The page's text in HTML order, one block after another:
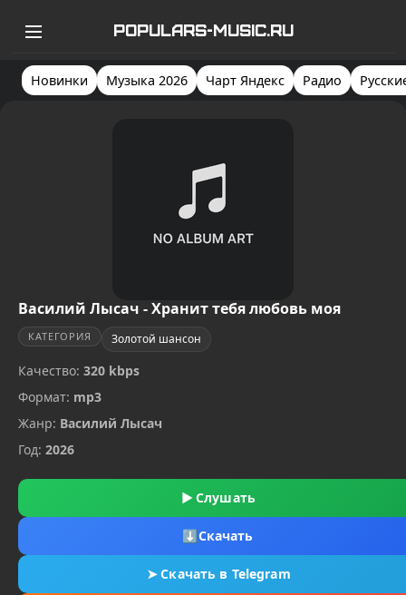
POPULARS-MUSIC.RU
Новинки Музыка 2026 Чарт Яндекс Радио
Василий Лысач - Хранит тебя любовь моя
КАТЕГОРИЯ Золотой шансон
Качество: 320 kbps
Формат: mp3
Жанр: Василий Лысач
Год: 2026
▶ Слушать
⬇Скачать
➤Скачать в Telegram